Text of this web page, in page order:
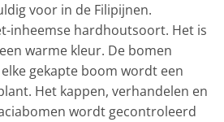
voor in de Filipijnen.
inheemse hardhoutsoort. Het is
warme kleur. De bomen
gekapte boom wordt een
Het kappen, verhandelen en
wordt gecontroleerd